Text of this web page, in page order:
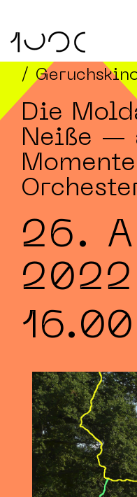
/
Die
Neiße —
26.
2022
16.00